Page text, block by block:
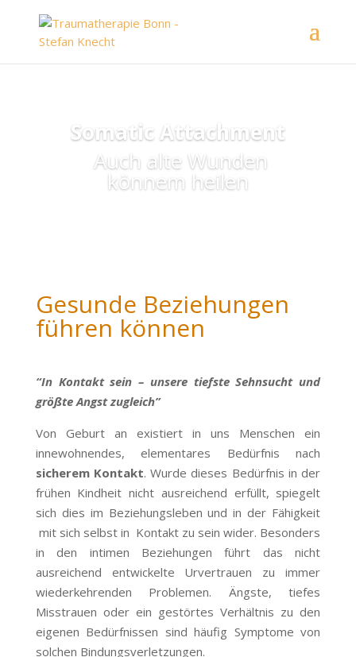
Somatic Attachment
Auch alte Wunden
könnem heilen
Gesunde Beziehungen
führen können
“In Kontakt sein – unsere tiefste Sehnsucht und
größte Angst zugleich”
Von Geburt an existiert in uns Menschen ein
innewohnendes, elementares Bedürfnis nach
sicherem Kontakt. Wurde dieses Bedürfnis in der
frühen Kindheit nicht ausreichend erfüllt, spiegelt
sich dies im Beziehungsleben und in der Fähigkeit
mit sich selbst in Kontakt zu sein wider. Besonders
in den intimen Beziehungen führt das nicht
ausreichend entwickelte Urvertrauen zu immer
wiederkehrenden Problemen. Ängste, tiefes
Misstrauen oder ein gestörtes Verhältnis zu den
eigenen Bedürfnissen sind häufig Symptome von
solchen Bindungsverletzungen.